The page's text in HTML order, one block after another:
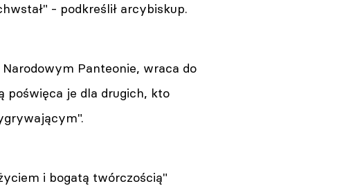
- podkreślił arcybiskup.
Panteonie, wraca do
poświęca je dla drugich, kto
i bogatą twórczością"